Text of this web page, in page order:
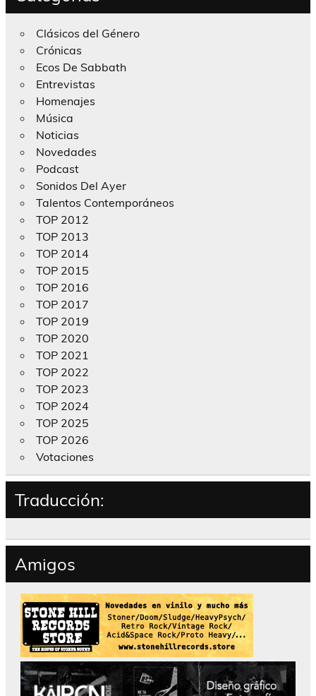
Clásicos del Género
Crónicas
Ecos De Sabbath
Entrevistas
Homenajes
Música
Noticias
Novedades
Podcast
Sonidos Del Ayer
Talentos Contemporáneos
TOP 2012
TOP 2013
TOP 2014
TOP 2015
TOP 2016
TOP 2017
TOP 2019
TOP 2020
TOP 2021
TOP 2022
TOP 2023
TOP 2024
TOP 2025
TOP 2026
Votaciones
Traducción:
Amigos